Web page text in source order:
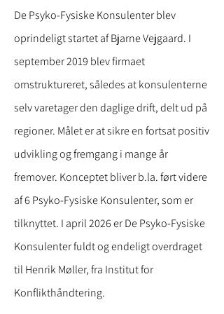
De Psyko-Fysiske Konsulenter blev
oprindeligt startet af Bjarne Vejgaard. I
september 2019 blev firmaet
omstruktureret, således at konsulenterne
selv varetager den daglige drift, delt ud på
regioner. Målet er at sikre en fortsat positiv
udvikling og fremgang i mange år
fremover. Konceptet bliver b.la. ført videre
af 6 Psyko-Fysiske Konsulenter, som er
tilknyttet. I april 2026 er De Psyko-Fysiske
Konsulenter fuldt og endeligt overdraget
til Henrik Møller, fra Institut for
Konflikthåndtering.